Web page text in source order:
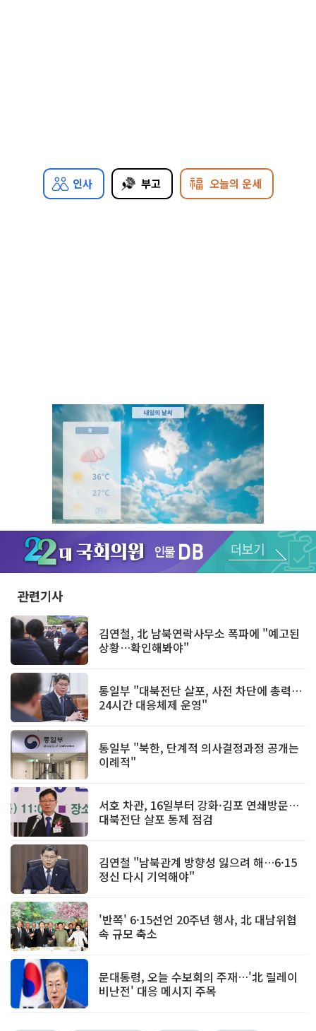
인사 부고 오늘의 운세
Unmute
관련기사
김연철, 北 남북연락사무소 폭파에 "예고된
상황…확인해봐야"
통일부 "대북전단 살포, 사전 차단에 총력…
24시간 대응체제 운영"
통일부 "북한, 단계적 의사결정과정 공개는
이례적"
서호 차관, 16일부터 강화·김포 연쇄방문…
대북전단 살포 통제 점검
김연철 "남북관계 방향성 잃으려 해…6·15
정신 다시 기억해야"
'반쪽' 6·15선언 20주년 행사, 北 대남위협
속 규모 축소
문대통령, 오늘 수보회의 주재…'北 릴레이
비난전' 대응 메시지 주목